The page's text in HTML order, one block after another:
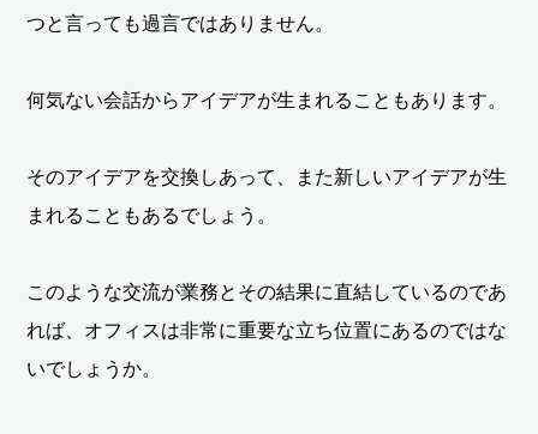
つと言っても過言ではありません。
何気ない会話からアイデアが生まれることもあります。
そのアイデアを交換しあって、また新しいアイデアが生
まれることもあるでしょう。
このような交流が業務とその結果に直結しているのであ
れば、オフィスは非常に重要な立ち位置にあるのではな
いでしょうか。